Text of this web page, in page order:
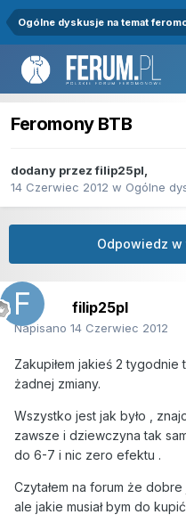
Ogólne dyskusje na temat
Feromony BTB
dodany przezfilip25pl,
14 Czerwiec 2012 w Ogólne
Odpowiedz w
filip25pl
Napisano 14 Czerwiec 2012
Zakupiłem jakieś 2 tygodnie
żadnej zmiany.
Wszystko jest jak było ,
zawsze i dziewczyna tak
do 6-7 i nic zero efektu .
Czytałem na forum że
ale jakie musiał bym do